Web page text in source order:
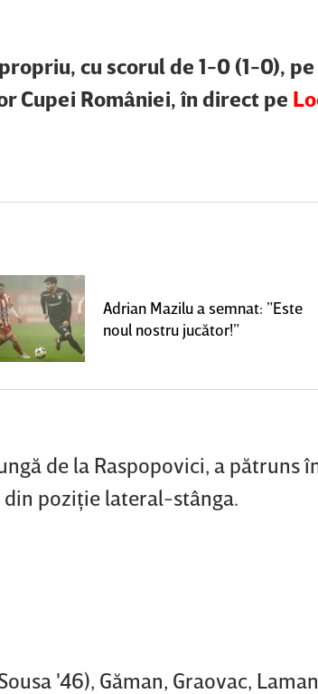
cu scorul de 1-0 (1-0), pe
Cupei României, în direct pe
Adrian Mazilu a semnat: ”Este
noul nostru jucător!”
de la Raspopovici, a pătruns
poziţie lateral-stânga.
'46), Găman, Graovac,